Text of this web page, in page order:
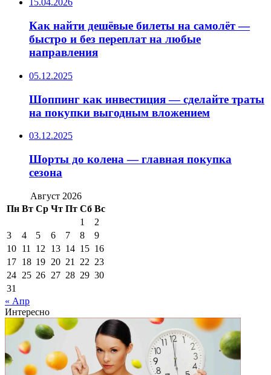
15.04.2026
Как найти дешёвые билеты на самолёт —
быстро и без переплат на любые
направления
05.12.2025
Шоппинг как инвестиция — сделайте траты
на покупки выгодным вложением
03.12.2025
Шорты до колена — главная покупка
сезона
Август 2026
Пн Вт Ср Чт Пт Сб Вс
1
2
3
4 5 6 7 8
9
10 11 12 13 14 15 16
17 18 19 20 21 22 23
24 25 26 27 28 29 30
31
« Апр
Интересно